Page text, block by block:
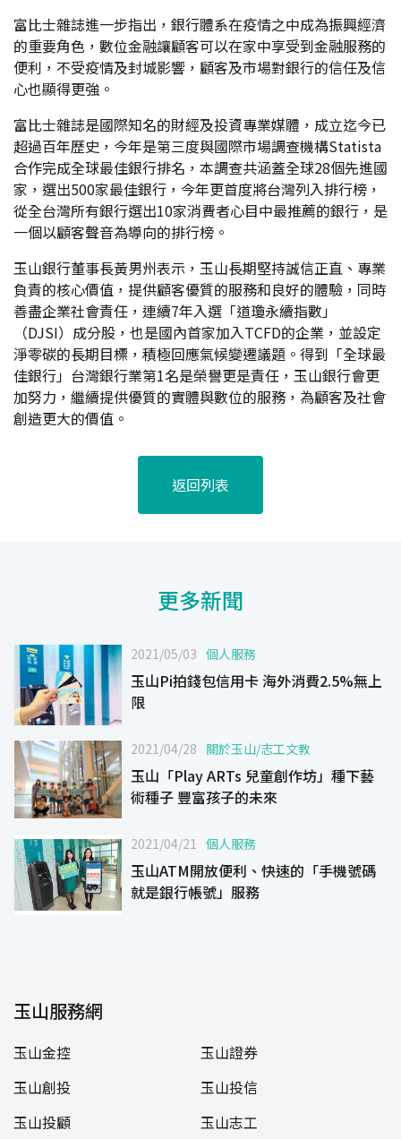
富比士雜誌進一步指出，銀行體系在疫情之中成為振興經濟
的重要角色，數位金融讓顧客可以在家中享受到金融服務的
便利，不受疫情及封城影響，顧客及市場對銀行的信任及信
心也顯得更強。
富比士雜誌是國際知名的財經及投資專業媒體，成立迄今已
超過百年歷史，今年是第三度與國際市場調查機構Statista
合作完成全球最佳銀行排名，本調查共涵蓋全球28個先進國
家，選出500家最佳銀行，今年更首度將台灣列入排行榜，
從全台灣所有銀行選出10家消費者心目中最推薦的銀行，是
一個以顧客聲音為導向的排行榜。
玉山銀行董事長黃男州表示，玉山長期堅持誠信正直、專業
負責的核心價值，提供顧客優質的服務和良好的體驗，同時
善盡企業社會責任，連續7年入選「道瓊永續指數」
（DJSI）成分股，也是國內首家加入TCFD的企業，並設定
淨零碳的長期目標，積極回應氣候變遷議題。得到「全球最
佳銀行」台灣銀行業第1名是榮譽更是責任，玉山銀行會更
加努力，繼續提供優質的實體與數位的服務，為顧客及社會
創造更大的價值。
返回列表
更多新聞
2021/05/03 個人服務
玉山Pi拍錢包信用卡 海外消費2.5%無上
限
2021/04/28 關於玉山/志工文教
玉山「Play ARTs 兒童創作坊」種下藝
術種子 豐富孩子的未來
2021/04/21 個人服務
玉山ATM開放便利、快速的「手機號碼
就是銀行帳號」服務
玉山服務網
玉山金控
玉山證券
玉山創投
玉山投信
玉山投顧
玉山志工